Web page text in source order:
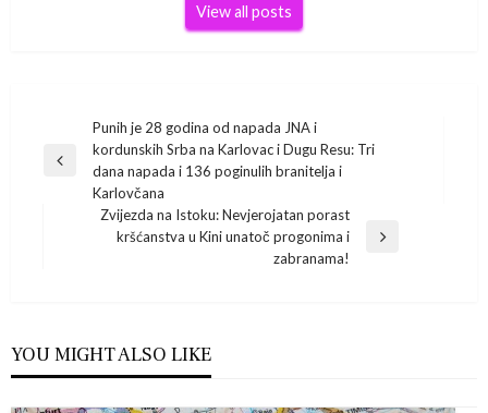
View all posts
Navigacija
objava
Previous
Punih je 28 godina od napada JNA i
kordunskih Srba na Karlovac i Dugu Resu: Tri
dana napada i 136 poginulih branitelja i
Karlovčana
Zvijezda na Istoku: Nevjerojatan porast
kršćanstva u Kini unatoč progonima i
zabranama!
YOU MIGHT ALSO LIKE